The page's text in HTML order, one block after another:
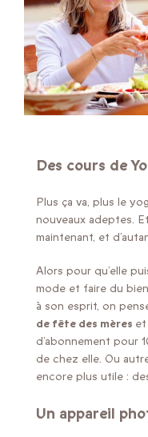
Des cours de
Plus ça va, plus le
nouveaux adeptes.
maintenant, et
Alors pour qu’elle
mode et faire du
à son esprit, on
de fête des mères
d’abonnement pour
de chez elle. Ou
encore plus utile :
Un appareil